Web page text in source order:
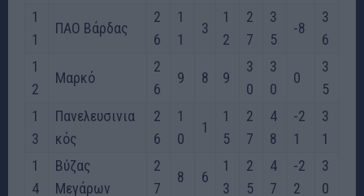
1
1
ΠΑΟ Βάρδας
2
6
1
1
3
1
2
2
7
3
5
-8
3
6
1
2
Μαρκό
2
6
9 8 9
3
0
3
0
0
3
5
1
3
Πανελευσινια
κός
2
6
1
0
1
1
5
2
7
4
8
-2
1
3
1
1
4
Βύζας
Μεγάρων
2
7
8 6
1
3
2
5
4
7
-2
2
3
0